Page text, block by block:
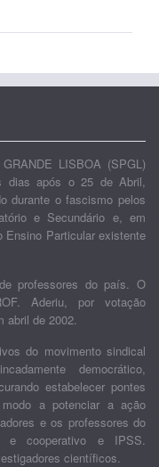
LISBOA (SPGL)
dias após o 25 de Abril,
durante o fascismo pelos
e Secundário e, em
Ensino Particular existente
professores do país. O
Aderiu, por votação
abril de 2002.
do movimento sindical
democrático,
estabelecer pontes
a potenciar a ação
e os professores do
cooperativo e IPSS.
científicos.